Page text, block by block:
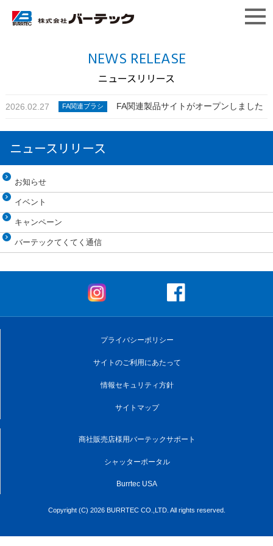
NEWS RELEASE
ニュースリリース
2026.02.27 FA関連ブラシ FA関連製品サイトがオープンしました
ニュースリリース
お知らせ
イベント
キャンペーン
バーテックてくてく通信
プライバシーポリシー
サイトのご利用にあたって
情報セキュリティ方針
サイトマップ
商社販売店様用バーテックサポート
シャッターポータル
Burrtec USA
Copyright (C) 2026 BURRTEC CO.,LTD. All rights reserved.